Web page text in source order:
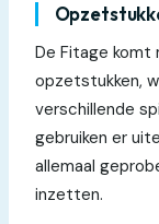
De Fitage komt
opzetstukken,
verschillende
gebruiken er
allemaal
inzetten.